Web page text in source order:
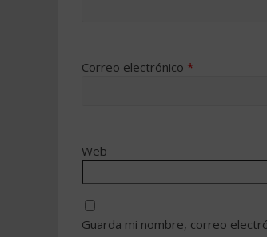
Correo electrónico *
Web
Guarda mi nombre, correo